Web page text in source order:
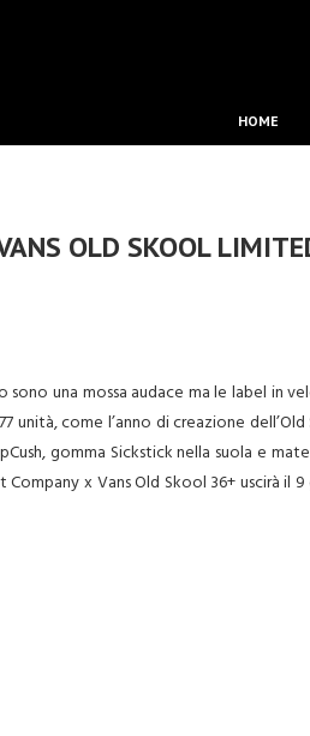
HOME
OLD SKOOL
una mossa audace ma le label in
unità, come l’anno di creazione
gomma Sickstick nella suola e
x Vans Old Skool 36+ uscirà il